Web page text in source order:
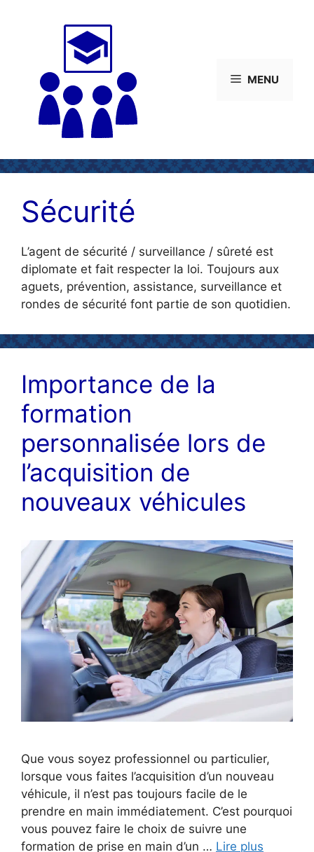
MENU
Sécurité
L’agent de sécurité / surveillance / sûreté est
diplomate et fait respecter la loi. Toujours aux
aguets, prévention, assistance, surveillance et
rondes de sécurité font partie de son quotidien.
Importance de la
formation
personnalisée lors de
l’acquisition de
nouveaux véhicules
Que vous soyez professionnel ou particulier,
lorsque vous faites l’acquisition d’un nouveau
véhicule, il n’est pas toujours facile de le
prendre en main immédiatement. C’est pourquoi
vous pouvez faire le choix de suivre une
formation de prise en main d’un … Lire plus